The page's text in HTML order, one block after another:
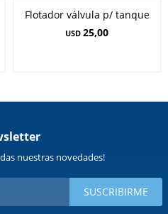
Flotador válvula p/ tanque
USD 25,00
nuestras novedades!
SUSCRIBIRME